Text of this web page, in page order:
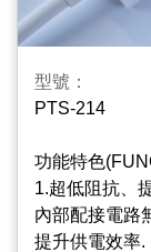
使用中若自動
將暫時不需使
源時按下
識別插座是否
5.2+3孔多功
And Ulti-Hubs
方便2P和3P
型號：
PTS-214
功能特色
1.超低阻抗、
內部配接電路
提升供電效率.